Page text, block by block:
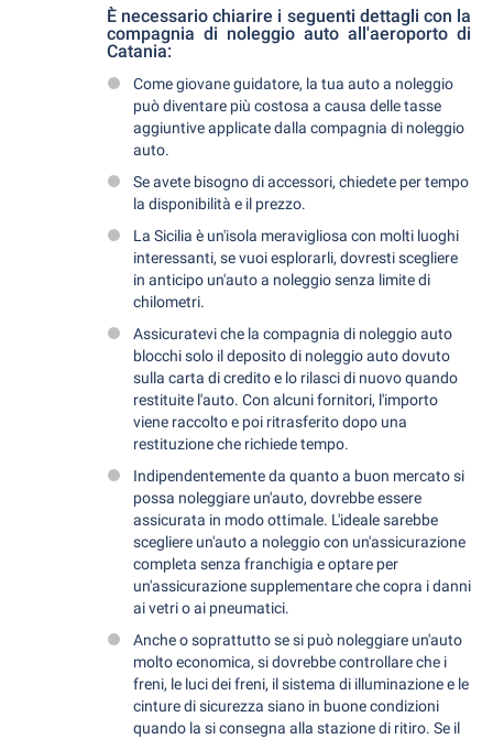
È necessario chiarire i seguenti dettagli con la
compagnia di noleggio auto all'aeroporto di
Catania:
Come giovane guidatore, la tua auto a noleggio
può diventare più costosa a causa delle tasse
aggiuntive applicate dalla compagnia di noleggio
auto.
Se avete bisogno di accessori, chiedete per tempo
la disponibilità e il prezzo.
La Sicilia è un'isola meravigliosa con molti luoghi
interessanti, se vuoi esplorarli, dovresti scegliere
in anticipo un'auto a noleggio senza limite di
chilometri.
Assicuratevi che la compagnia di noleggio auto
blocchi solo il deposito di noleggio auto dovuto
sulla carta di credito e lo rilasci di nuovo quando
restituite l'auto. Con alcuni fornitori, l'importo
viene raccolto e poi ritrasferito dopo una
restituzione che richiede tempo.
Indipendentemente da quanto a buon mercato si
possa noleggiare un'auto, dovrebbe essere
assicurata in modo ottimale. L'ideale sarebbe
scegliere un'auto a noleggio con un'assicurazione
completa senza franchigia e optare per
un'assicurazione supplementare che copra i danni
ai vetri o ai pneumatici.
Anche o soprattutto se si può noleggiare un'auto
molto economica, si dovrebbe controllare che i
freni, le luci dei freni, il sistema di illuminazione e le
cinture di sicurezza siano in buone condizioni
quando la si consegna alla stazione di ritiro. Se il